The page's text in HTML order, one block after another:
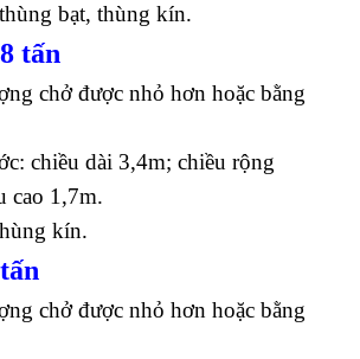
bạt, thùng kín.
tấn
chở được nhỏ hơn hoặc bằng
chiều dài 3,4m; chiều rộng
cao 1,7m.
kín.
chở được nhỏ hơn hoặc bằng